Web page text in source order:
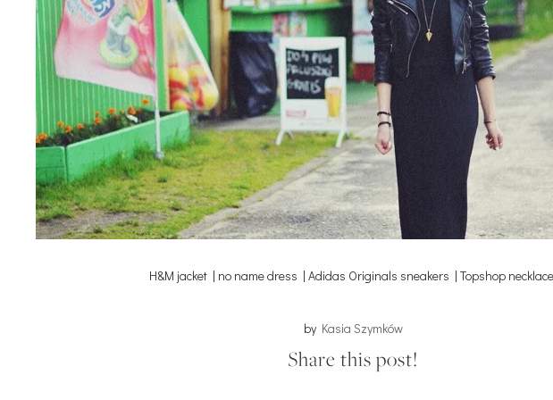
H&M jacket | no name dress | Adidas Originals sneakers | Topshop
by Kasia Szymków
Share this post!